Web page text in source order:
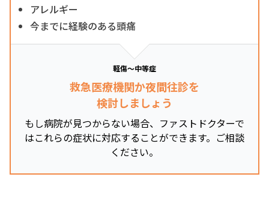
アレルギー
今までに経験のある頭痛
軽傷～中等症
救急医療機関か夜間往診を
検討しましょう
もし病院が見つからない場合、ファストドクターで
はこれらの症状に対応することができます。ご相談
ください。